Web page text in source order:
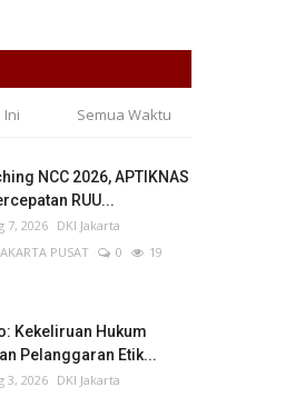
Ini Semua Waktu
NCC 2026, APTIKNAS
RUU...
7, 2026 DKI Jakarta
PUSAT
0
19
Kekeliruan Hukum
Pelanggaran Etik...
3, 2026 DKI Jakarta